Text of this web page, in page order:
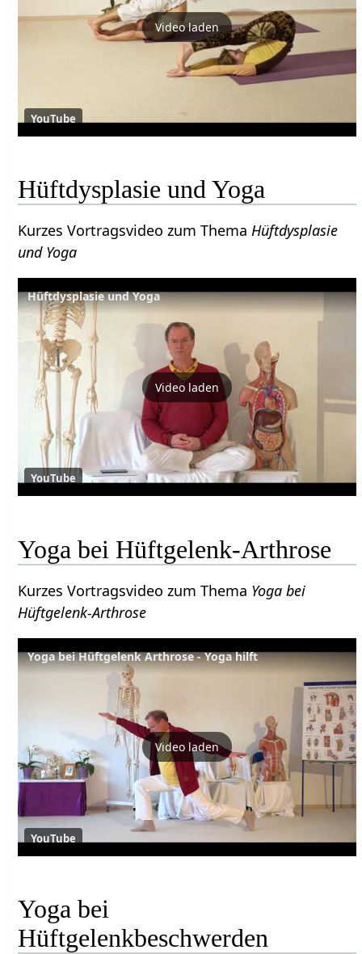
Video laden
YouTube
Hüftdysplasie und Yoga
Kurzes Vortragsvideo zum ThemaHüftdysplasie
und Yoga
Hüftdysplasie und Yoga
Video laden
YouTube
Yoga bei Hüftgelenk-Arthrose
Kurzes Vortragsvideo zum Thema Yoga bei
Hüftgelenk-Arthrose
Yoga bei Hüftgelenk Arthrose - Yoga hilft
Video laden
YouTube
Yoga bei
Hüftgelenkbeschwerden